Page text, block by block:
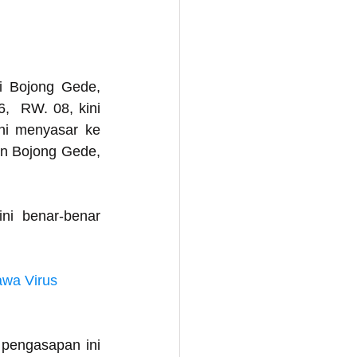
Bojong Gede,
RW. 08, kini
menyasar ke
Bojong Gede,
benar-benar
Virus
ini